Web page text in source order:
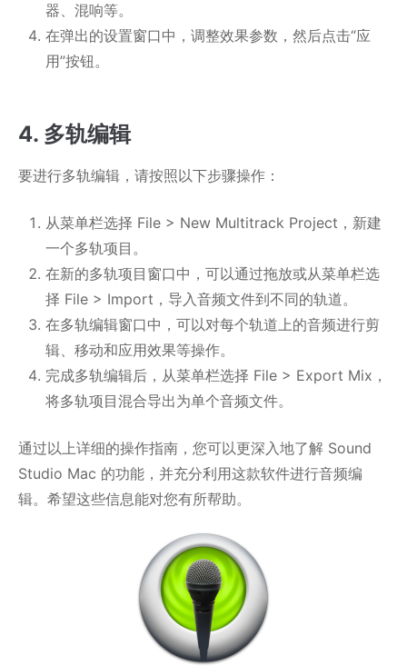
器、混响等。
在弹出的设置窗口中，调整效果参数，然后点击“应
用”按钮。
4. 多轨编辑
要进行多轨编辑，请按照以下步骤操作：
从菜单栏选择 File > New Multitrack Project，新建
一个多轨项目。
在新的多轨项目窗口中，可以通过拖放或从菜单栏选
择 File > Import，导入音频文件到不同的轨道。
在多轨编辑窗口中，可以对每个轨道上的音频进行剪
辑、移动和应用效果等操作。
完成多轨编辑后，从菜单栏选择 File > Export Mix，
将多轨项目混合导出为单个音频文件。
通过以上详细的操作指南，您可以更深入地了解 Sound
Studio Mac 的功能，并充分利用这款软件进行音频编
辑。希望这些信息能对您有所帮助。